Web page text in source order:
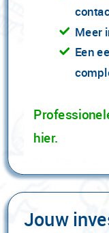
Meer
Een
hier.
Jouw